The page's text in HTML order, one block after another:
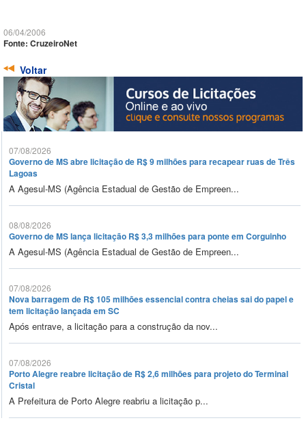
06/04/2006
Fonte: CruzeiroNet
Voltar
07/08/2026
Governo de MS abre licitação de R$ 9 milhões para recapear ruas de Três
Lagoas
A Agesul-MS (Agência Estadual de Gestão de Empreen...
08/08/2026
Governo de MS lança licitação R$ 3,3 milhões para ponte em Corguinho
A Agesul-MS (Agência Estadual de Gestão de Empreen...
07/08/2026
Nova barragem de R$ 105 milhões essencial contra cheias sai do papel e
tem licitação lançada em SC
Após entrave, a licitação para a construção da nov...
07/08/2026
Porto Alegre reabre licitação de R$ 2,6 milhões para projeto do Terminal
Cristal
A Prefeitura de Porto Alegre reabriu a licitação p...